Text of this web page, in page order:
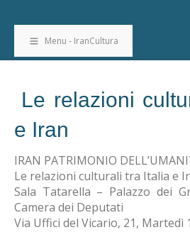
Menu - IranCultura
Le relazioni
e Iran
IRAN PATRIMONIO
Le relazioni culturali tra Italia e
Sala Tatarella – Palazzo dei
Camera dei Deputati
Via Uffici del Vicario, 21, Martedì